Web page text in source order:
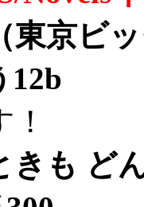
東京ビ
12b
きも ど